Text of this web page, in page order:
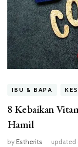
IBU & BAPA
8 Kebaikan
Hamil
byEstherits updated